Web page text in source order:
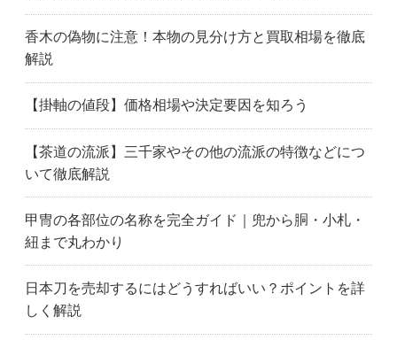
香木の偽物に注意！本物の見分け方と買取相場を徹底
解説
【掛軸の値段】価格相場や決定要因を知ろう
【茶道の流派】三千家やその他の流派の特徴などにつ
いて徹底解説
甲冑の各部位の名称を完全ガイド｜兜から胴・小札・
紐まで丸わかり
日本刀を売却するにはどうすればいい？ポイントを詳
しく解説